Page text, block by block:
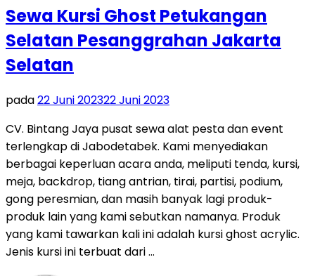
Sewa Kursi Ghost Petukangan
Selatan Pesanggrahan Jakarta
Selatan
pada22 Juni 202322 Juni 2023
CV. Bintang Jaya pusat sewa alat pesta dan event
terlengkap di Jabodetabek. Kami menyediakan
berbagai keperluan acara anda, meliputi tenda, kursi,
meja, backdrop, tiang antrian, tirai, partisi, podium,
gong peresmian, dan masih banyak lagi produk-
produk lain yang kami sebutkan namanya. Produk
yang kami tawarkan kali ini adalah kursi ghost acrylic.
Jenis kursi ini terbuat dari …